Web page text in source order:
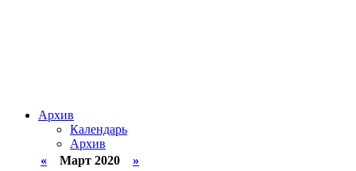
Архив
Календарь
Архив
« Март 2020 »